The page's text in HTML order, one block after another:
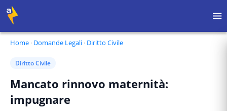
Home · Domande Legali · Diritto Civile
Diritto Civile
Mancato rinnovo maternità:
impugnare